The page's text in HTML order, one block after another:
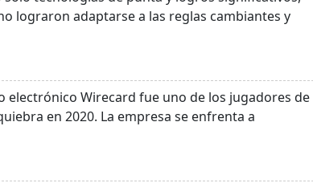
lograron adaptarse a las reglas cambiantes y
electrónico Wirecard fue uno de los jugadores de
en 2020. La empresa se enfrenta a